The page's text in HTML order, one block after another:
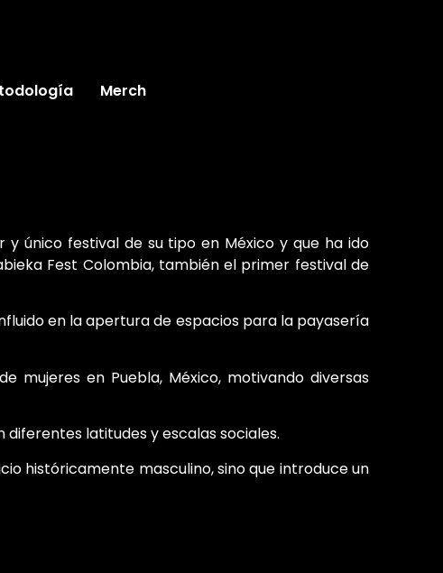
Merch
y único festival de su tipo en México y que ha ido
Fest Colombia, también el primer festival de
en la apertura de espacios para la payasería
mujeres en Puebla, México, motivando diversas
latitudes y escalas sociales.
históricamente masculino, sino que introduce un